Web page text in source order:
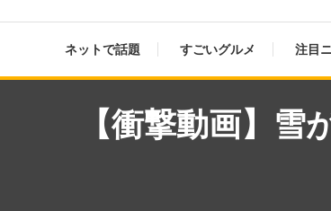
ネットで話題 すごいグルメ 注目
【衝撃動画】